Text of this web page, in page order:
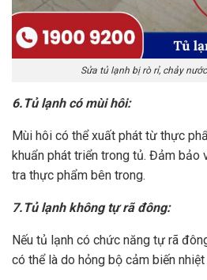
Sửa tủ lạnh bị rò rỉ, chảy
6.Tủ lạnh có mùi hôi:
Mùi hôi có thể xuất phát từ thực
khuẩn phát triển trong tủ. Đảm bảo
tra thực phẩm bên trong.
7.Tủ lạnh không tự rã đông:
Nếu tủ lạnh có chức năng tự rã
có thể là do hỏng bộ cảm biến